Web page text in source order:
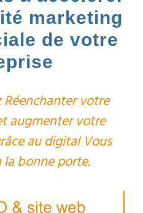
marketing
de votre
votre
augmenter votre
au digital Vous
bonne porte.